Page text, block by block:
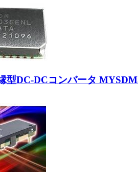
型DC-DCコンバータ